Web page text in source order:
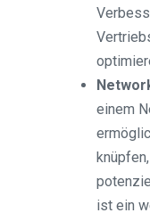
einem
ist ein